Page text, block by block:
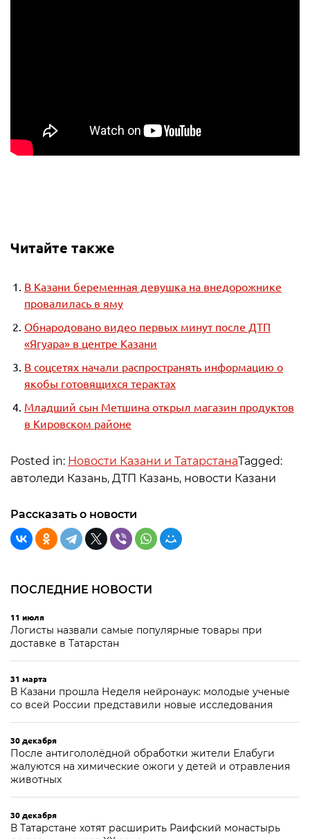
Читайте также
В Казани беременная девушка на внедорожнике
провалилась в яму
Обнародовано видео первых минут после ДТП
«Ягуара» в центре Казани
В соцсетях начали распространять информацию о
якобы готовящихся терактах
Младший сын Метшина открыл магазин продуктов
в Кировском районе
Posted in: Новости Казани и ТатарстанаTagged:
автоледи Казань, ДТП Казань, новости Казани
Рассказать о новости
ПОСЛЕДНИЕ НОВОСТИ
11 июля
Логисты назвали самые популярные товары при
доставке в Татарстан
31 марта
В Казани прошла Неделя нейронаук: молодые ученые
со всей России представили новые исследования
30 декабря
После антигололёдной обработки жители Елабуги
жалуются на химические ожоги у детей и отравления
животных
30 декабря
В Татарстане хотят расширить Раифский монастырь